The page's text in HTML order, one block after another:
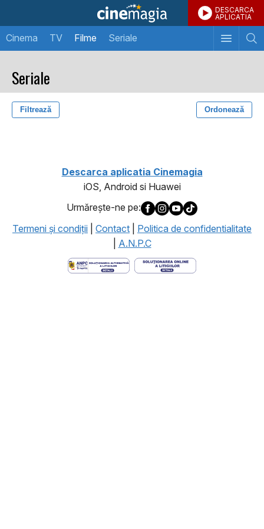
DESCARCA
APLICATIA
Cinema TV Filme Seriale
Seriale
Filtrează Ordonează
Descarca aplicatia Cinemagia
iOS, Android si Huawei
Urmăreşte-ne pe:
Termeni şi condiţii
Contact
Politica de confidentialitate
A.N.P.C